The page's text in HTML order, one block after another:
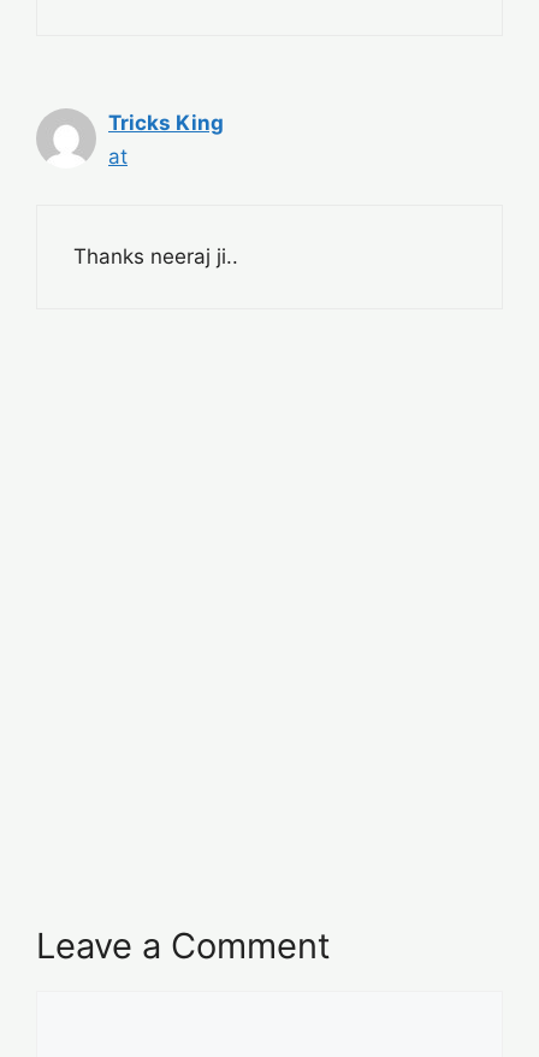
Tricks King
at
Thanks neeraj ji..
Leave a Comment